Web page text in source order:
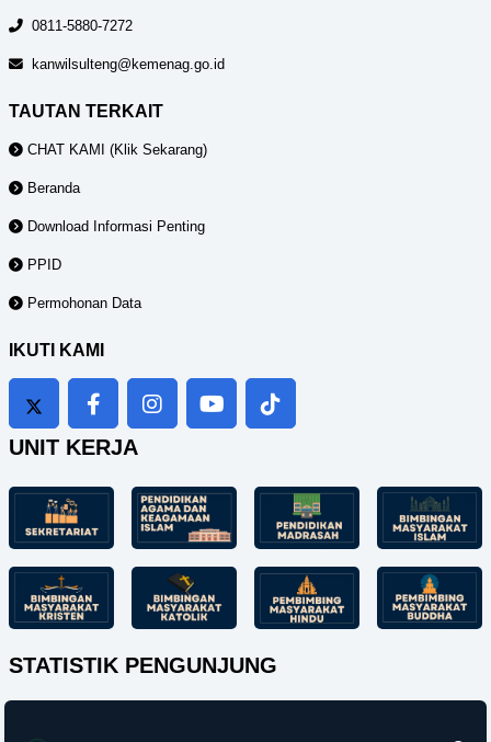
0811-5880-7272
kanwilsulteng@kemenag.go.id
TAUTAN TERKAIT
CHAT KAMI (Klik Sekarang)
Beranda
Download Informasi Penting
PPID
Permohonan Data
IKUTI KAMI
UNIT KERJA
STATISTIK PENGUNJUNG